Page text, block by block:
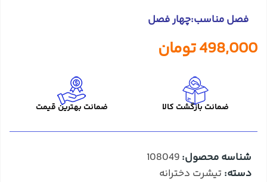
فصل مناسب:چهار فصل
498,000تومان
ضمانت بازگشت کالا ضمانت بهترین قیمت
شناسه محصول:108049
دسته: تیشرت دخترانه